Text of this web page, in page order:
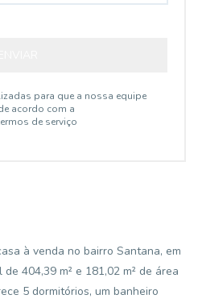
para que a nossa equipe
acordo com a
de serviço
à venda no bairro Santana, em
404,39 m² e 181,02 m² de área
5 dormitórios, um banheiro